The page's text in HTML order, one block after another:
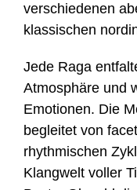
verschiedenen
klassischen
Jede Raga
Atmosphäre und
Emotionen. Die
begleitet von
rhythmischen
Klangwelt voller